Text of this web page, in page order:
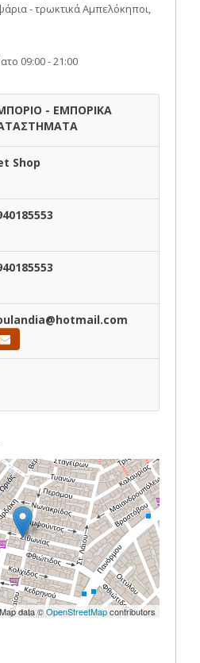
- τρωκτικά Αμπελόκηποι,
09:00 - 21:00
- ΕΜΠΟΡΙΚΑ
Shop
data ©OpenStreetMapcontributors